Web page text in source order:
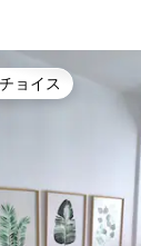
ョイス
ョイス